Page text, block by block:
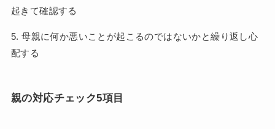
起きて確認する
5. 母親に何か悪いことが起こるのではないかと繰り返し心
配する
親の対応チェック5項目